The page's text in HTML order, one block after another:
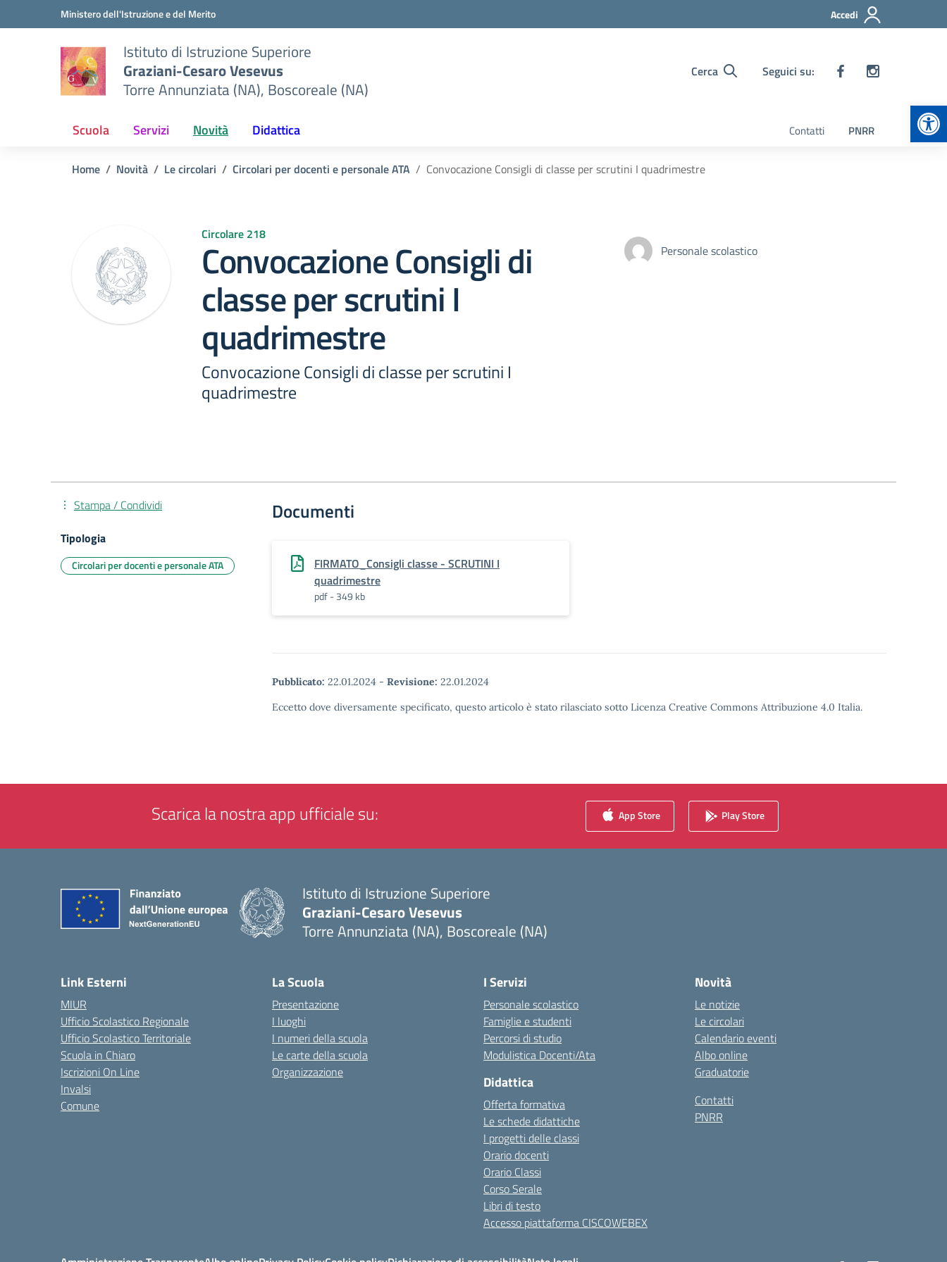
Vai ai contenuti
Vai al menu di navigazioneMinistero dell'Istruzione e del Merito Accedi
Istituto di Istruzione Superiore
Graziani-Cesaro Vesevus
Torre Annunziata (NA), Boscoreale (NA)
Cerca Seguici su:
Scuola Servizi Novità Didattica Contatti PNRR
Home Novità Le circolari Circolari per docenti e personale ATA Convocazione Consigli di classe per scrutini I quadrimestre
Circolare 218
Convocazione Consigli di
classe per scrutini I
quadrimestre
Convocazione Consigli di classe per scrutini I
quadrimestre
Personale scolastico
Documenti
FIRMATO_Consigli classe - SCRUTINI I
quadrimestre
pdf - 349 kb
Pubblicato: 22.01.2024 - Revisione: 22.01.2024
Eccetto dove diversamente specificato, questo articolo è stato rilasciato sotto Licenza Creative Commons Attribuzione 4.0 Italia.
Stampa / Condividi
Tipologia
Circolari per docenti e personale ATA
Scarica la nostra app ufficiale su: App Store Play Store
Istituto di Istruzione Superiore
Graziani-Cesaro Vesevus
Torre Annunziata (NA), Boscoreale (NA)
Link Esterni
MIUR
Ufficio Scolastico Regionale
Ufficio Scolastico Territoriale
Scuola in Chiaro
Iscrizioni On Line
Invalsi
Comune
La Scuola
Presentazione
I luoghi
I numeri della scuola
Le carte della scuola
Organizzazione
I Servizi
Personale scolastico
Famiglie e studenti
Percorsi di studio
Modulistica Docenti/Ata
Didattica
Offerta formativa
Le schede didattiche
I progetti delle classi
Orario docenti
Orario Classi
Corso Serale
Libri di testo
Accesso piattaforma CISCOWEBEX
Novità
Le notizie
Le circolari
Calendario eventi
Albo online
Graduatorie
Contatti
PNRR